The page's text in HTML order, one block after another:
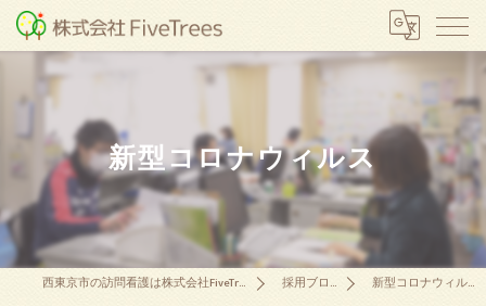
新型コロナウィルス
西東京市の訪問看護は株式会社FiveTrees 採用ブログ 新型コロナウィルス